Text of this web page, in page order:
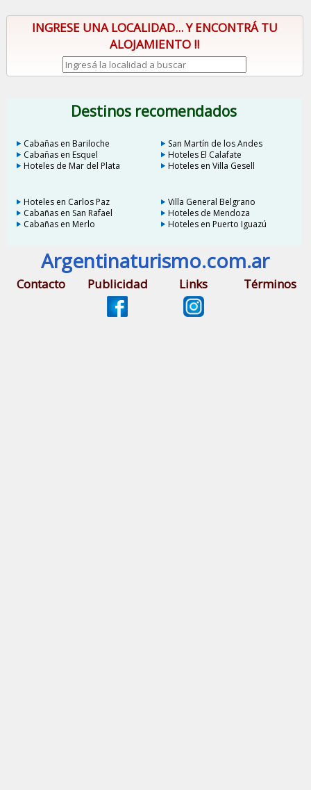
INGRESE UNA LOCALIDAD... Y ENCONTRÁ TU
ALOJAMIENTO !!
Destinos recomendados
Cabañas en Bariloche
San Martín de los Andes
Cabañas en Esquel
Hoteles El Calafate
Hoteles de Mar del Plata
Hoteles en Villa Gesell
Hoteles en Carlos Paz
Villa General Belgrano
Cabañas en San Rafael
Hoteles de Mendoza
Cabañas en Merlo
Hoteles en Puerto Iguazú
Argentinaturismo.com.ar
Contacto Publicidad Links Términos